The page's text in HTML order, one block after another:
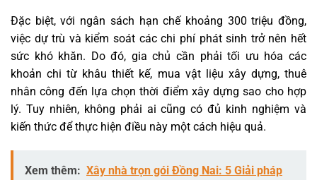
Đặc biệt, với ngân sách hạn chế khoảng 300 triệu đồng,
việc dự trù và kiểm soát các chi phí phát sinh trở nên hết
sức khó khăn. Do đó, gia chủ cần phải tối ưu hóa các
khoản chi từ khâu thiết kế, mua vật liệu xây dựng, thuê
nhân công đến lựa chọn thời điểm xây dựng sao cho hợp
lý. Tuy nhiên, không phải ai cũng có đủ kinh nghiệm và
kiến thức để thực hiện điều này một cách hiệu quả.
Xem thêm: Xây nhà trọn gói Đồng Nai: 5 Giải pháp